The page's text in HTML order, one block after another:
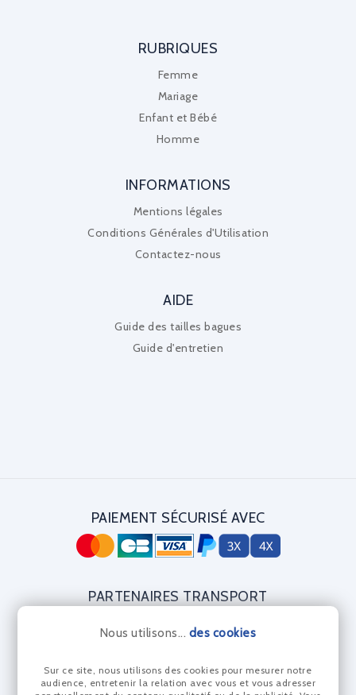
RUBRIQUES
Femme
Mariage
Enfant et Bébé
Homme
INFORMATIONS
Mentions légales
Conditions Générales d'Utilisation
Contactez-nous
AIDE
Guide des tailles bagues
Guide d'entretien
Nous utilisons... des cookies
Sur ce site, nous utilisons des cookies pour mesurer notre
audience, entretenir la relation avec vous et vous adresser
PAIEMENT SÉCURISÉ AVEC
PARTENAIRES TRANSPORT
CERTIFICAT DIAMANT